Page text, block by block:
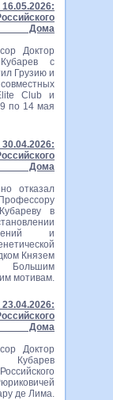
Дома
Доктор
с
Грузию и
Club и
по 14 мая
Дома
отказал
в
и
Князем
Большим
мотивам.
Дома
Доктор
Кубарев
де Лима.